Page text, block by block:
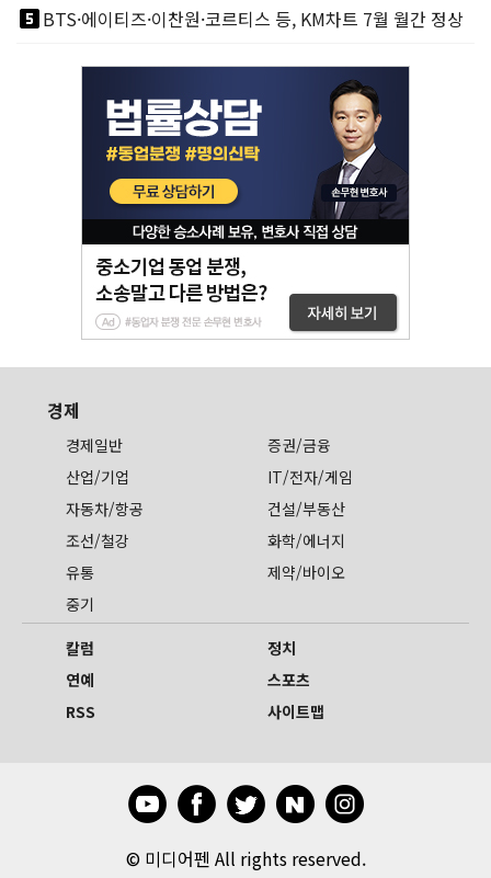
looks_5BTS·에이티즈·이찬원·코르티스 등, KM차트 7월 월간 정상
경제
경제일반
증권/금융
산업/기업
IT/전자/게임
자동차/항공
건설/부동산
조선/철강
화학/에너지
유통
제약/바이오
중기
칼럼
정치
연예
스포츠
RSS
사이트맵
© 미디어펜 All rights reserved.